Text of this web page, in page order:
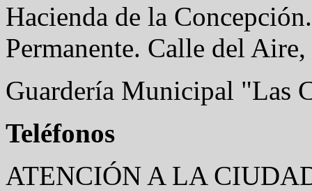
Hacienda de la
Permanente. Calle del Aire,
Guardería Municipal "Las
Teléfonos
ATENCIÓN A LA